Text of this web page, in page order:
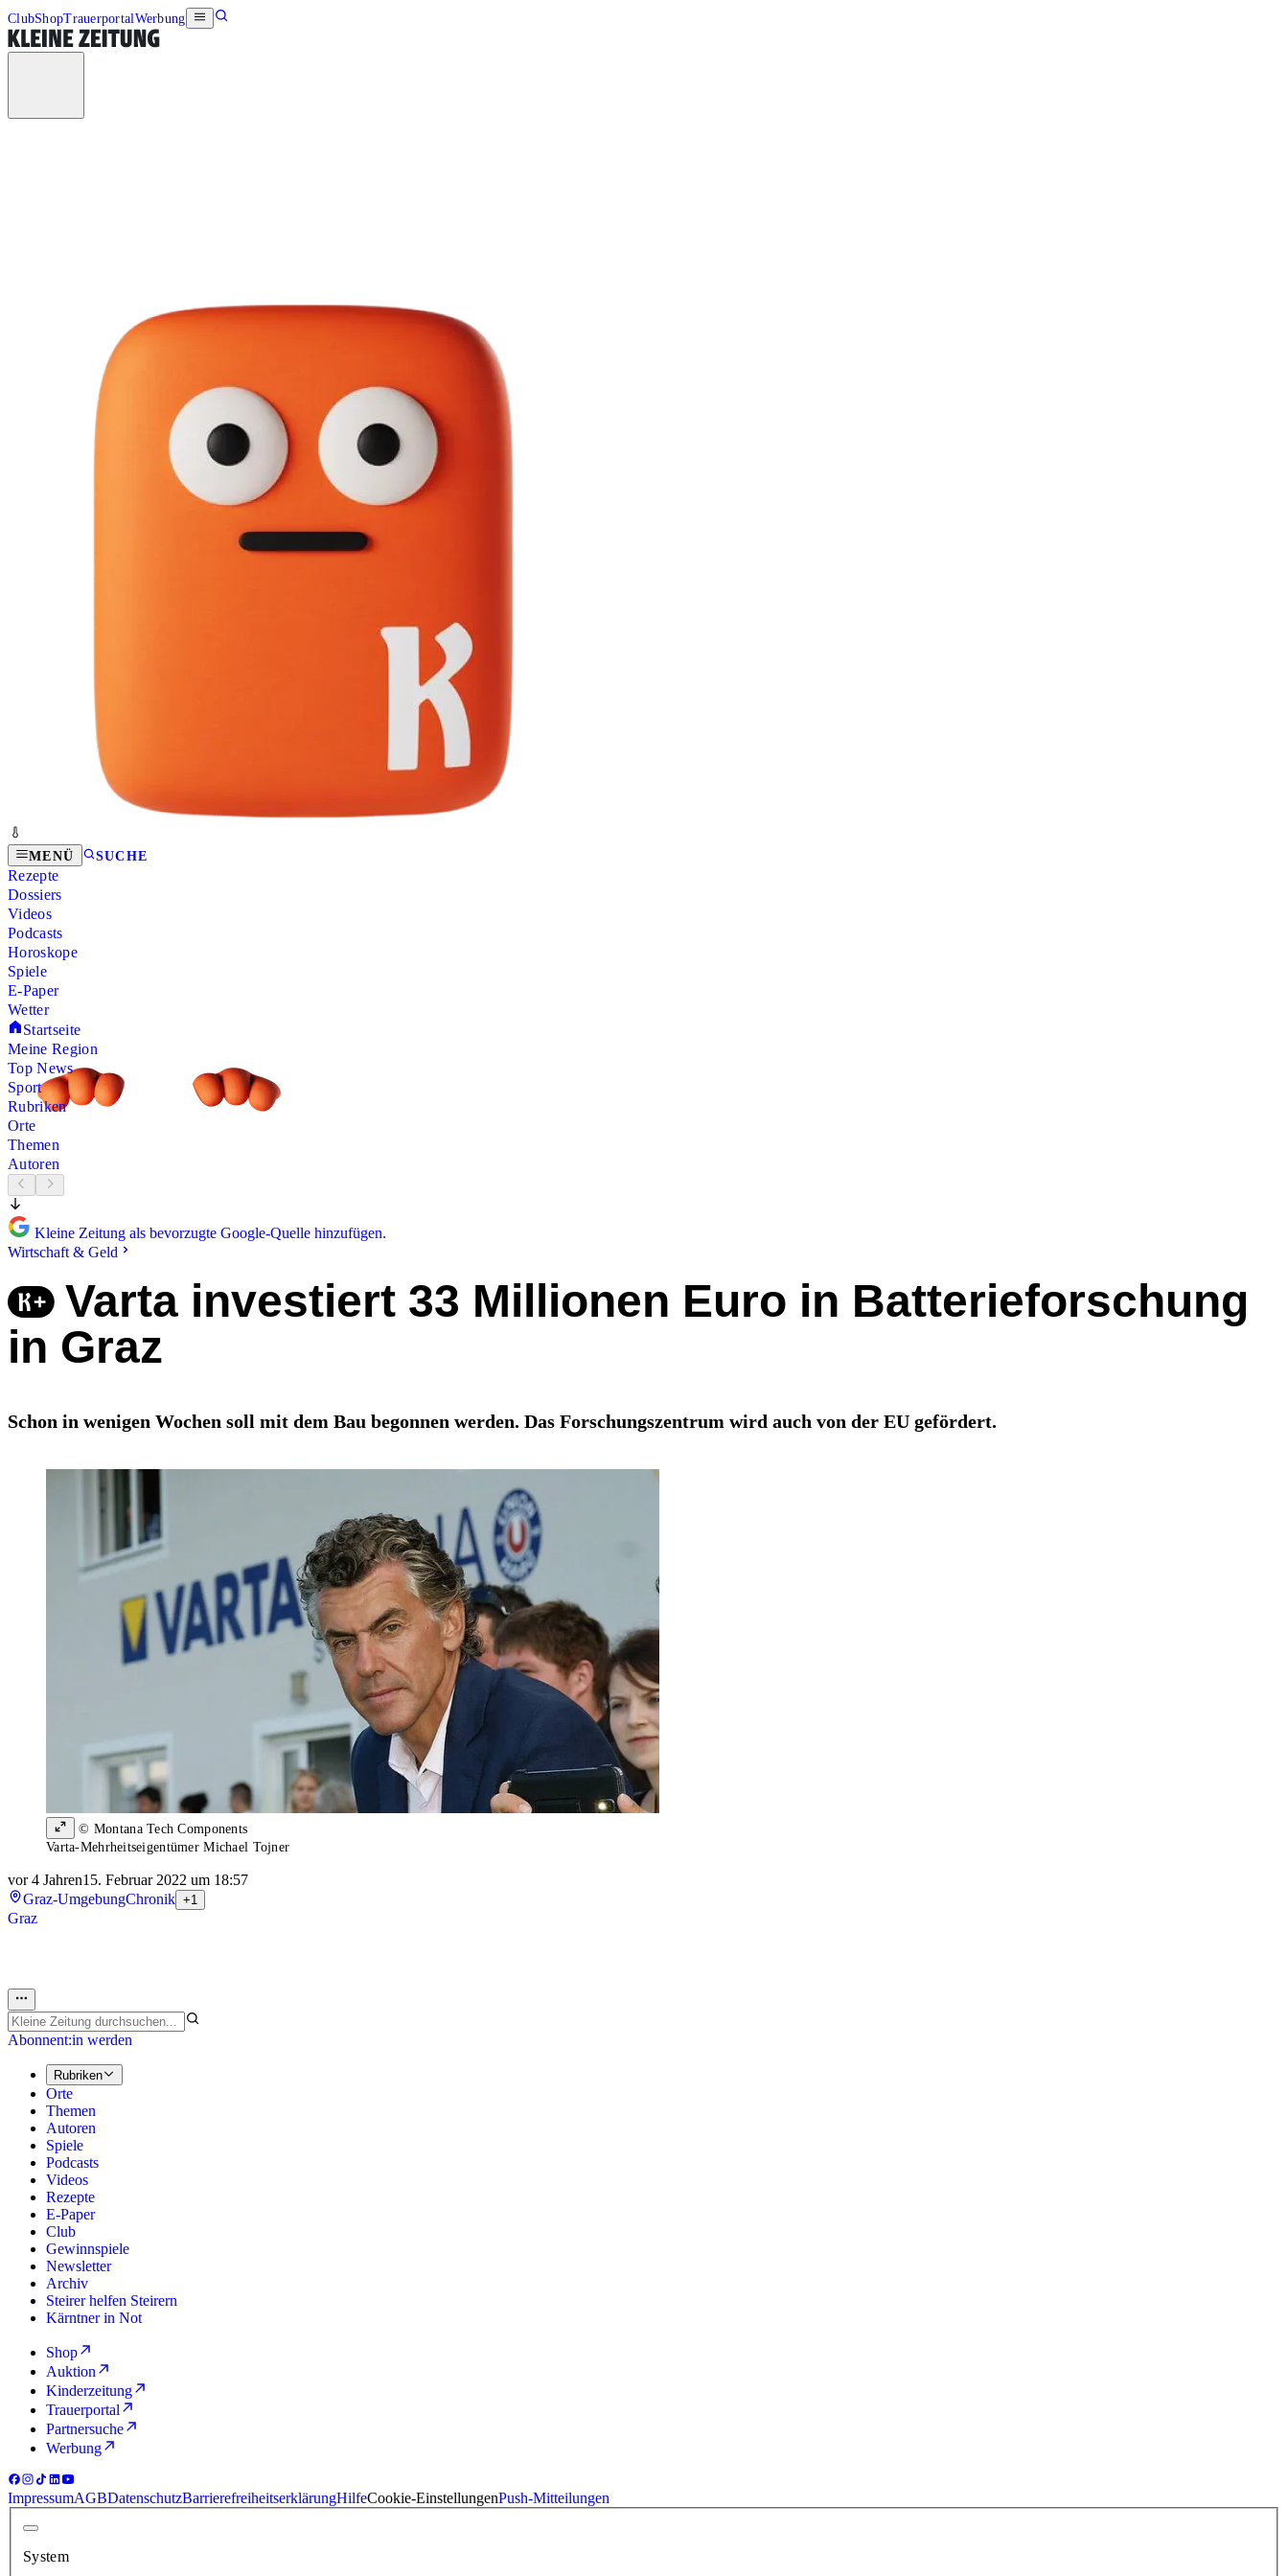
ClubShopTrauerportalWerbung
MENÜ SUCHE
Rezepte
Dossiers
Videos
Podcasts
Horoskope
Spiele
E-Paper
Wetter
Startseite
Meine Region
Top News
Sport
Rubriken
Orte
Themen
Autoren
Kleine Zeitung als bevorzugte Google-Quelle hinzufügen.
Wirtschaft & Geld
Varta investiert 33 Millionen Euro in Batterieforschung
in Graz
Schon in wenigen Wochen soll mit dem Bau begonnen werden. Das Forschungszentrum wird auch von der EU gefördert.
© Montana Tech Components
Varta-Mehrheitseigentümer Michael Tojner
vor 4 Jahren15. Februar 2022 um 18:57
Graz-UmgebungChronik +1
Graz
Abonnent:in werden
Rubriken
Orte
Themen
Autoren
Spiele
Podcasts
Videos
Rezepte
E-Paper
Club
Gewinnspiele
Newsletter
Archiv
Steirer helfen Steirern
Kärntner in Not
Shop
Auktion
Kinderzeitung
Trauerportal
Partnersuche
Werbung
ImpressumAGBDatenschutzBarrierefreiheitserklärungHilfeCookie-EinstellungenPush-Mitteilungen
System